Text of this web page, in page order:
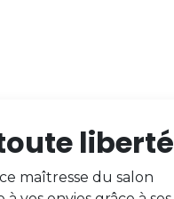
liberté
maîtresse du salon